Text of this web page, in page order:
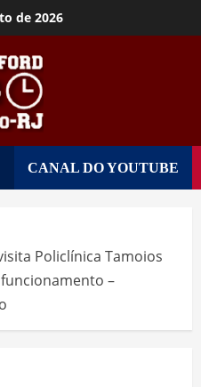
de 2026
CANAL DO YOUTUBE
Policlínica Tamoios
–